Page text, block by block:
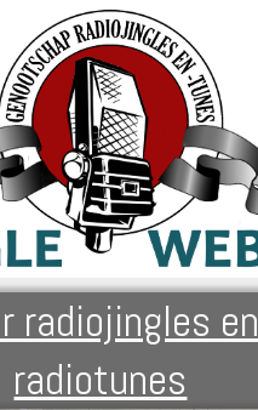
radiojingles en
radiotunes